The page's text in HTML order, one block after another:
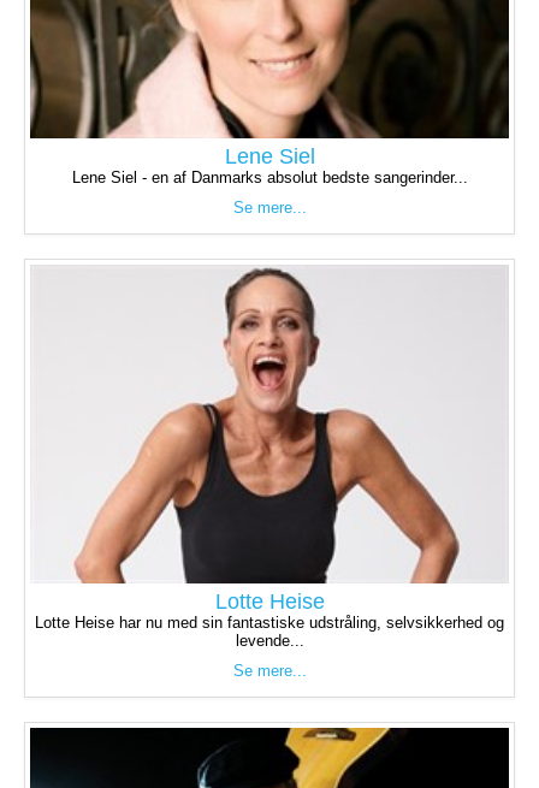
Lene Siel
Lene Siel - en af Danmarks absolut bedste sangerinder...
Se mere...
Lotte Heise
Lotte Heise har nu med sin fantastiske udstråling, selvsikkerhed og
levende...
Se mere...